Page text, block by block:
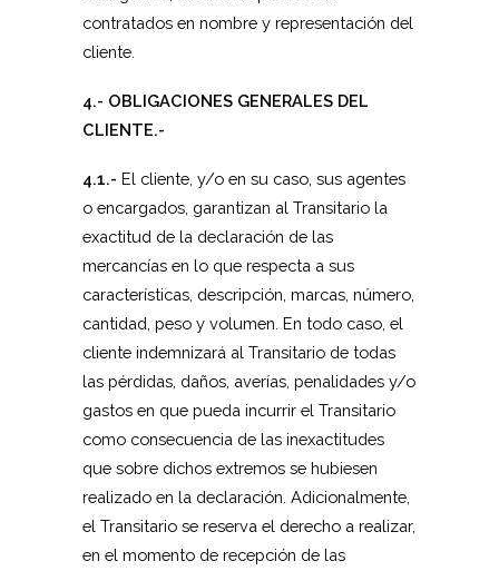
contratados en nombre y representación del
cliente.
4.- OBLIGACIONES GENERALES DEL
CLIENTE.-
4.1.- El cliente, y/o en su caso, sus agentes
o encargados, garantizan al Transitario la
exactitud de la declaración de las
mercancías en lo que respecta a sus
características, descripción, marcas, número,
cantidad, peso y volumen. En todo caso, el
cliente indemnizará al Transitario de todas
las pérdidas, daños, averías, penalidades y/o
gastos en que pueda incurrir el Transitario
como consecuencia de las inexactitudes
que sobre dichos extremos se hubiesen
realizado en la declaración. Adicionalmente,
el Transitario se reserva el derecho a realizar,
en el momento de recepción de las